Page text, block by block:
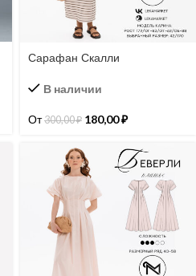
Сарафан Скалли
В наличии
От300,00₽ 180,00₽